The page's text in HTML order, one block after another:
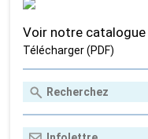
Voir notre
Télécharger (PDF)